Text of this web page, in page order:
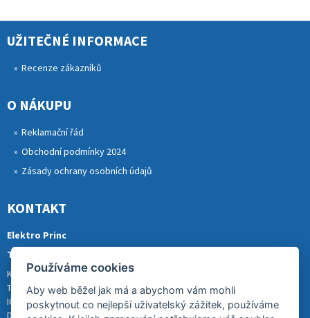
UŽITEČNÉ INFORMACE
Recenze zákazníků
O NÁKUPU
Reklamační řád
Obchodní podmínky 2024
Zásady ochrany osobních údajů
KONTAKT
Elektro Princ
Tomáš Princ
Krkonošská 290, 46841 TANVALD
Tel.: 773 880 988
IČ: 01153731
DIČ: CZ8007202522
Používáme cookies
Aby web běžel jak má a abychom vám mohli
poskytnout co nejlepší uživatelský zážitek, používáme